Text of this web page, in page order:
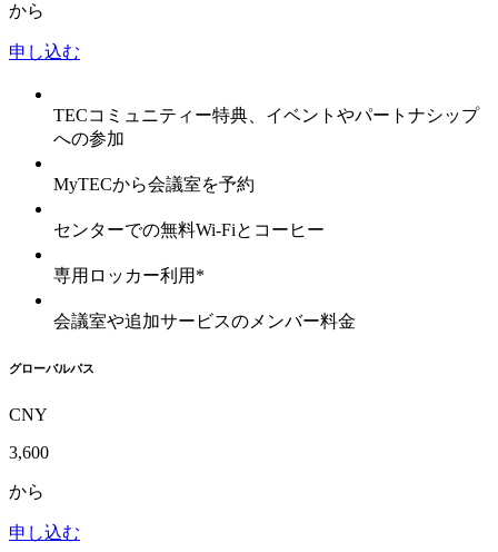
から
申し込む
TECコミュニティー特典、イベントやパートナシップ
への参加
MyTECから会議室を予約
センターでの無料Wi-Fiとコーヒー
専用ロッカー利用*
会議室や追加サービスのメンバー料金
グローバルパス
CNY
3,600
から
申し込む